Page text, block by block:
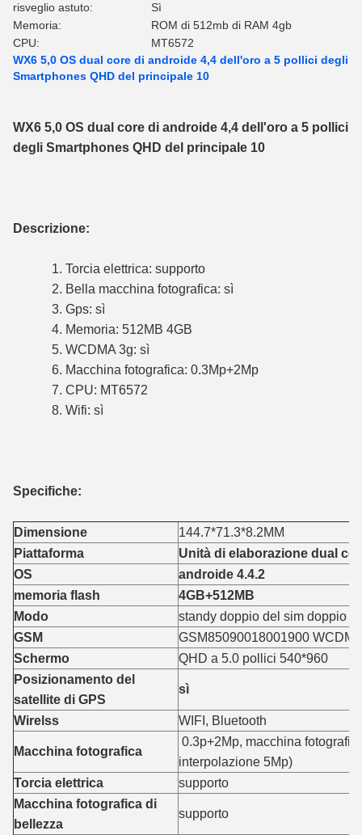
risveglio astuto:
Sì
Memoria:
ROM di 512mb di RAM 4gb
CPU:
MT6572
WX6 5,0 OS dual core di androide 4,4 dell'oro a 5 pollici degli
Smartphones QHD del principale 10
WX6 5,0 OS dual core di androide 4,4 dell'oro a 5 pollici
degli Smartphones QHD del principale 10
Descrizione:
1. Torcia elettrica: supporto
2. Bella macchina fotografica: sì
3. Gps: sì
4. Memoria: 512MB 4GB
5. WCDMA 3g: sì
6. Macchina fotografica: 0.3Mp+2Mp
7. CPU: MT6572
8. Wifi: sì
Specifiche:
Dimensione
144.7*71.3*8.2MM
Piattaforma
Unità di elaborazione dual
OS
androide 4.4.2
memoria flash
4GB+512MB
Modo
standy doppio del sim doppio
GSM
GSM85090018001900
Schermo
QHD a 5.0 pollici 540*960
Posizionamento del
satellite di GPS
sì
Wirelss WIFI, Bluetooth
Macchina fotografica
0.3p+2Mp, macchina
interpolazione 5Mp)
Torcia elettrica
supporto
Macchina fotografica di
bellezza
supporto